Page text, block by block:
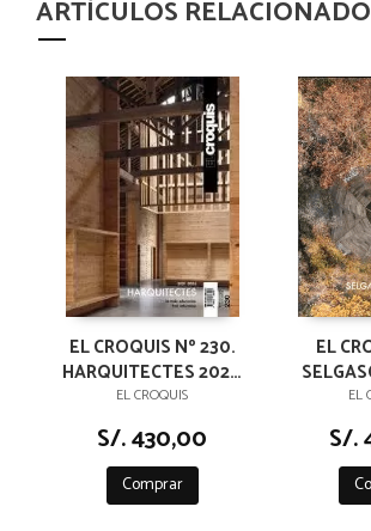
ARTÍCULOS
EL CROQUIS Nº 230.
HARQUITECTES 2021-
2025. LA MALA
EDUCACION
EL CROQUIS
S/. 430,00
Comprar
EL
EL
S/.